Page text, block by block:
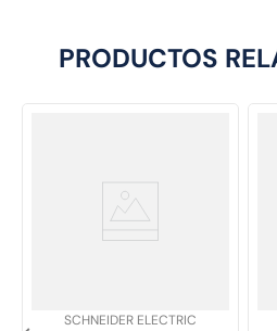
PRODUCTOS
SCHNEIDER ELECTRIC